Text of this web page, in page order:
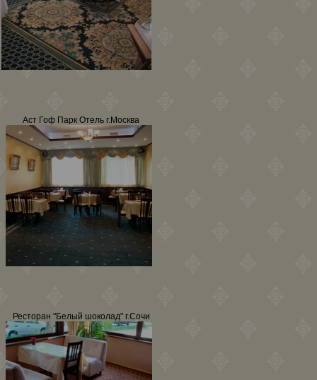
Аст Гоф Парк Отель г.Москва
Ресторан "Белый шоколад" г.Сочи